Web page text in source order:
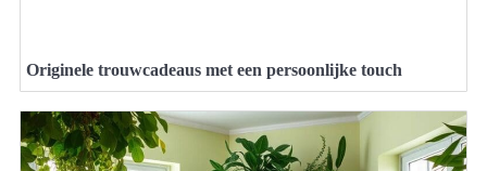
Originele trouwcadeaus met een persoonlijke touch